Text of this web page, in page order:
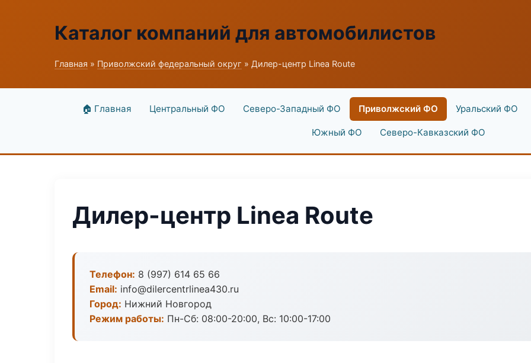
Каталог компаний для автомобилистов
Главная » Приволжский федеральный округ » Дилер-центр Linea Route
🏠 Главная Центральный ФО Северо-Западный ФО Приволжский ФО Уральский ФО
Южный ФО Северо-Кавказский ФО
Дилер-центр Linea Route
Телефон: 8 (997) 614 65 66
Email: info@dilercentrlinea430.ru
Город: Нижний Новгород
Режим работы: Пн-Сб: 08:00-20:00, Вс: 10:00-17:00